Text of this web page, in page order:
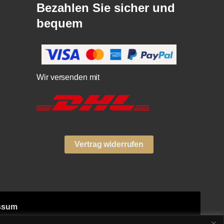
Bezahlen Sie sicher und
bequem
Wir versenden mit
Vertrag widerrufen